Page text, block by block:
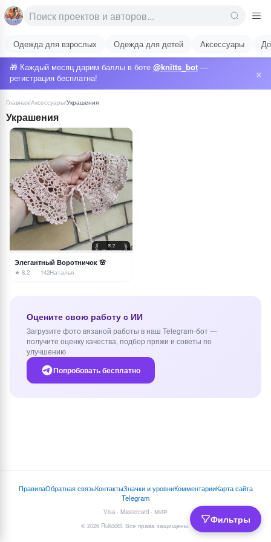
Одежда для взрослых Одежда для детей Аксессуары
🎁 Каждый месяц дарим баллы в боте @knitts_bot —
регистрация бесплатна!
×
Главная/Аксессуары/Украшения
Украшения
Фильтры
Элегантный Воротничок 🌸
★ 8.2 142Наталья
Оцените свою работу с ИИ
Загрузите фото вязаной работы в наш Telegram-бот —
получите оценку качества, подбор пряжи и советы по
улучшению
Попробовать бесплатно
ПравилаОбратная связьКонтактыЗначки и уровниКомментарииКарта сайта
Telegram
Visa · Mastercard · МИР
© 2026 Rukodel. Все права защищены.